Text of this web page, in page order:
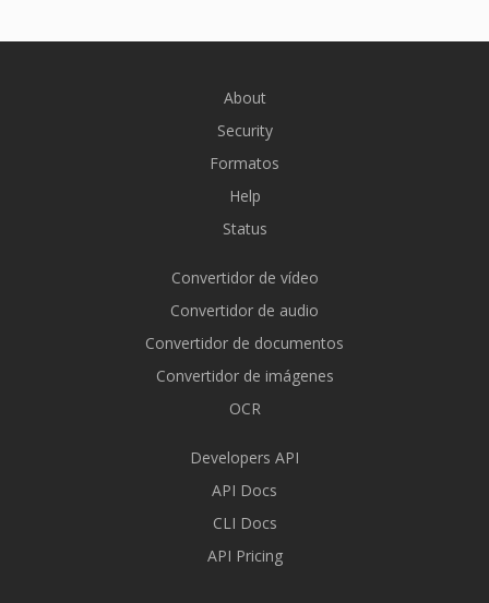
About
Security
Formatos
Help
Status
Convertidor de vídeo
Convertidor de audio
Convertidor de documentos
Convertidor de imágenes
OCR
Developers API
API Docs
CLI Docs
API Pricing